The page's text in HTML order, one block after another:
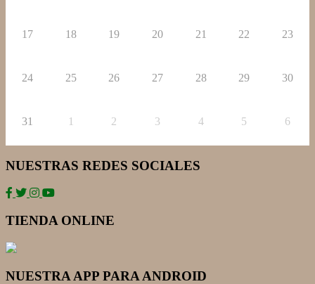
17 18 19 20 21 22 23
24 25 26 27 28 29 30
31 1 2 3 4 5 6
NUESTRAS REDES SOCIALES
TIENDA ONLINE
NUESTRA APP PARA ANDROID